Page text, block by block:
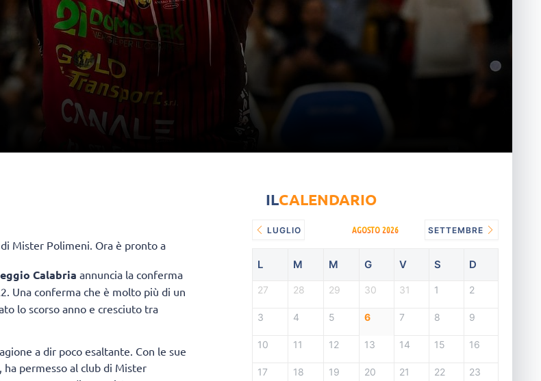
Mister Polimeni. Ora è pronto a
Calabria annuncia la conferma
Una conferma che è molto più di un
lo scorso anno e cresciuto tra
a dir poco esaltante. Con le sue
permesso al club di Mister
ILCALENDARIO
LUGLIO AGOSTO 2026 SETTEMBRE
L M M G V S D
27 28 29 30 31 1 2
3 4 5 6 7 8 9
10 11 12 13 14 15 16
17 18 19 20 21 22 23